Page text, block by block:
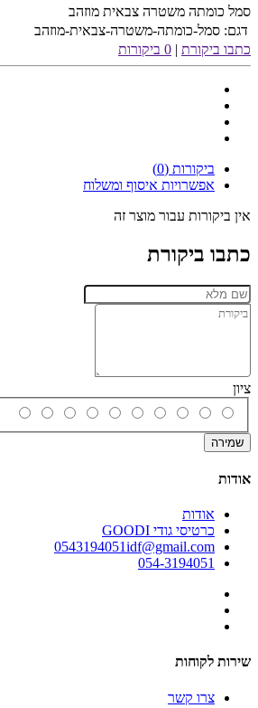
סמל כומתה משטרה צבאית מוזהב
דגם: סמל-כומתה-משטרה-צבאית-מוזהב
כתבו ביקורת | 0 ביקורות
ביקורות (0)
אפשרויות איסוף ומשלוח
אין ביקורות עבור מוצר זה
כתבו ביקורת
ציון
שמירה
אודות
אודות
כרטיסי גודי GOODI
0543194051idf@gmail.com
054-3194051
שירות לקוחות
צרו קשר